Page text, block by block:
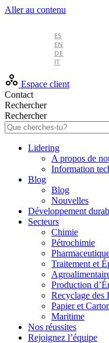
Aller au contenu
ES
EN
DE
IT
Espace client
Contact
Rechercher
Rechercher
Lidering
A propos de
Information
Blog
Blog
Nouvelles
Développement
Secteurs
Chimie
Pétrochimie
Traitement et
Production
Recyclage des
Papier et
Maritime
Nos réussites
Rejoignez l’équipe